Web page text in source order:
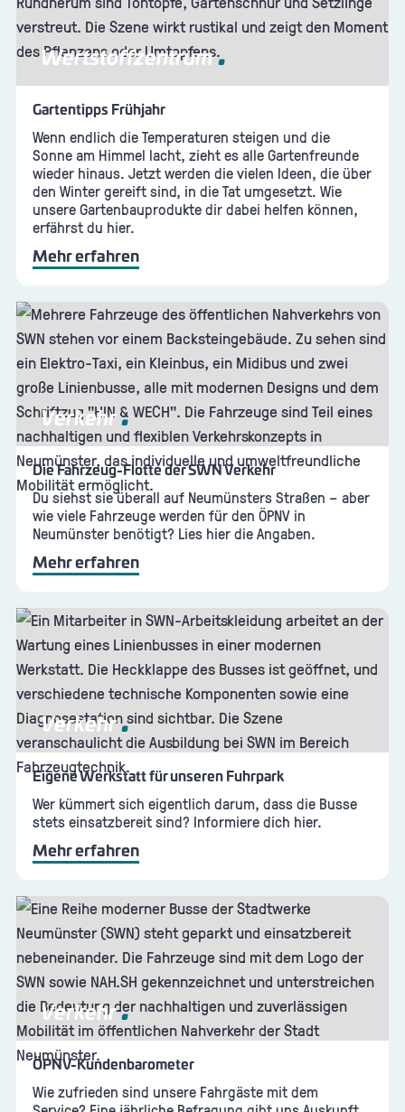
Wertstoffzentrum
Gartentipps Frühjahr
Wenn endlich die Temperaturen steigen und die
Sonne am Himmel lacht, zieht es alle Gartenfreunde
wieder hinaus. Jetzt werden die vielen Ideen, die über
den Winter gereift sind, in die Tat umgesetzt. Wie
unsere Gartenbauprodukte dir dabei helfen können,
erfährst du hier.
Mehr erfahren
Verkehr
Die Fahrzeug-Flotte der SWN Verkehr
Du siehst sie überall auf Neumünsters Straßen – aber
wie viele Fahrzeuge werden für den ÖPNV in
Neumünster benötigt? Lies hier die Angaben.
Mehr erfahren
Verkehr
Eigene Werkstatt für unseren Fuhrpark
Wer kümmert sich eigentlich darum, dass die Busse
stets einsatzbereit sind? Informiere dich hier.
Mehr erfahren
Verkehr
ÖPNV-Kundenbarometer
Wie zufrieden sind unsere Fahrgäste mit dem